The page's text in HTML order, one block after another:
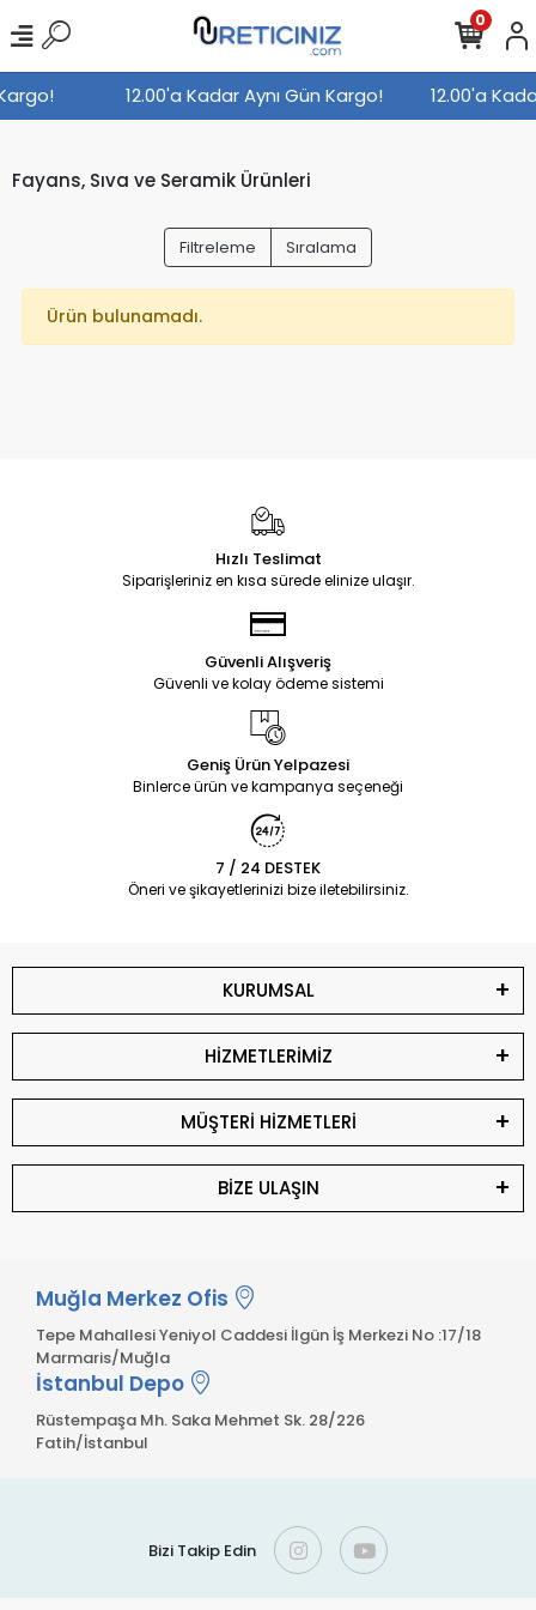
12.00'a Kadar Aynı Gün Kargo! 12.00'a
0
Fayans, Sıva ve Seramik Ürünleri
Filtreleme Sıralama
Ürün bulunamadı.
Hızlı Teslimat
Siparişleriniz en kısa sürede elinize ulaşır.
Güvenli Alışveriş
Güvenli ve kolay ödeme sistemi
Geniş Ürün Yelpazesi
Binlerce ürün ve kampanya seçeneği
7 / 24 DESTEK
Öneri ve şikayetlerinizi bize iletebilirsiniz.
KURUMSAL
HİZMETLERİMİZ
MÜŞTERİ HİZMETLERİ
BİZE ULAŞIN
Muğla Merkez Ofis
Tepe Mahallesi Yeniyol Caddesi İlgün İş Merkezi No :17/18
Marmaris/Muğla
İstanbul Depo
Rüstempaşa Mh. Saka Mehmet Sk. 28/226
Fatih/İstanbul
Bizi Takip Edin